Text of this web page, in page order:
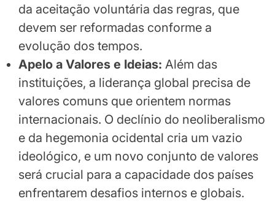
da aceitação voluntária das regras, que
devem ser reformadas conforme a
evolução dos tempos.
Apelo a Valores e Ideias: Além das
instituições, a liderança global precisa de
valores comuns que orientem normas
internacionais. O declínio do neoliberalismo
e da hegemonia ocidental cria um vazio
ideológico, e um novo conjunto de valores
será crucial para a capacidade dos países
enfrentarem desafios internos e globais.